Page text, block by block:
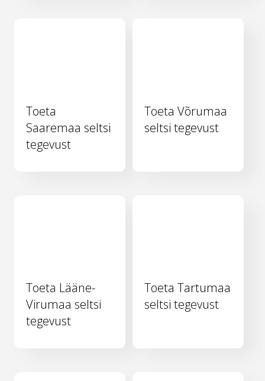
Toeta
Saaremaa seltsi
tegevust
Toeta Võrumaa
seltsi tegevust
Toeta Lääne-
Virumaa seltsi
tegevust
Toeta Tartumaa
seltsi tegevust